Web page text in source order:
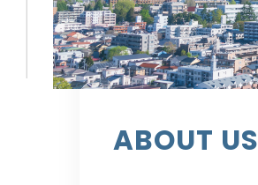
ABOUT US